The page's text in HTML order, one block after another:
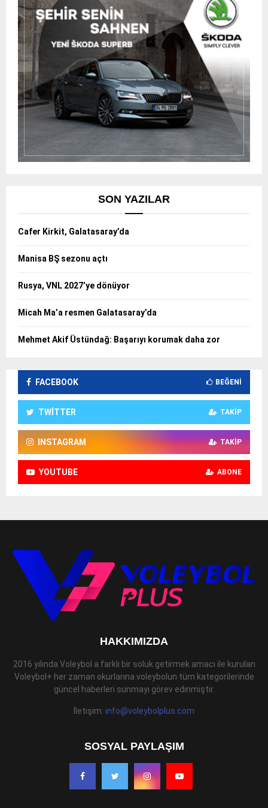
SON YAZILAR
Cafer Kirkit, Galatasaray’da
Manisa BŞ sezonu açtı
Rusya, VNL 2027’ye dönüyor
Micah Ma’a resmen Galatasaray’da
Mehmet Akif Üstündağ: Başarıyı korumak daha zor
FACEBOOK BEĞENI
TWITTER TAKIP
INSTAGRAM TAKIP
YOUTUBE ABONE
HAKKIMIZDA
2016 yılında Voleybol a farklı bir soluk getirmek amacı ile kurulan
Voleybol+ her zaman okurlarına voleybolun tüm kategorilerinde
güncel haberleri sunmayı görev edinmiştir.
İletişim: info@voleybolplus.com
SOSYAL PAYLAŞIM